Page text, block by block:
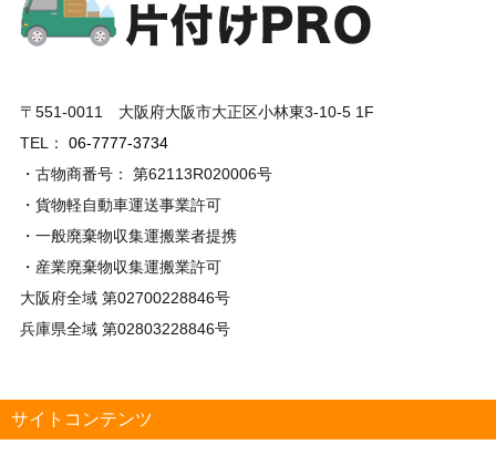
〒551-0011 大阪府大阪市大正区小林東3-10-5 1F
TEL： 06-7777-3734
・古物商番号： 第62113R020006号
・貨物軽自動車運送事業許可
・一般廃棄物収集運搬業者提携
・産業廃棄物収集運搬業許可
大阪府全域 第02700228846号
兵庫県全域 第02803228846号
サイトコンテンツ